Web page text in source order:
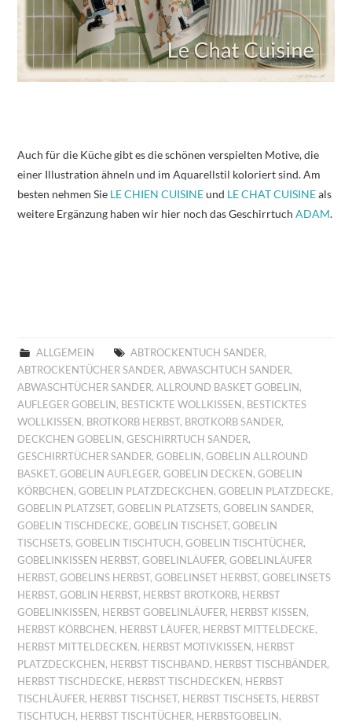
Auch für die Küche gibt es die schönen verspielten Motive, die
einer Illustration ähneln und im Aquarellstil koloriert sind. Am
besten nehmen Sie LE CHIEN CUISINEund LE CHAT CUISINEals
weitere Ergänzung haben wir hier noch das GeschirrtuchADAM.
ALLGEMEIN ABTROCKENTUCH SANDER,
ABTROCKENTÜCHER SANDER,ABWASCHTUCH SANDER,
ABWASCHTÜCHER SANDER,ALLROUND BASKET GOBELIN ,
AUFLEGER GOBELIN , BESTICKTE WOLLKISSEN , BESTICKTES
WOLLKISSEN , BROTKORB HERBST, BROTKORB SANDER,
DECKCHEN GOBELIN ,GESCHIRRTUCH SANDER,
GESCHIRRTÜCHER SANDER,GOBELIN ,GOBELIN ALLROUND
BASKET,GOBELIN AUFLEGER,GOBELIN DECKEN ,GOBELIN
KÖRBCHEN ,GOBELIN PLATZDECKCHEN ,GOBELIN PLATZDECKE,
GOBELIN PLATZSET,GOBELIN PLATZSETS,GOBELIN SANDER,
GOBELIN TISCHDECKE,GOBELIN TISCHSET,GOBELIN
TISCHSETS,GOBELIN TISCHTUCH ,GOBELIN TISCHTÜCHER,
GOBELINKISSEN HERBST,GOBELINLÄUFER,GOBELINLÄUFER
HERBST,GOBELINS HERBST,GOBELINSET HERBST,GOBELINSETS
HERBST,GOBLIN HERBST, HERBST BROTKORB, HERBST
GOBELINKISSEN , HERBST GOBELINLÄUFER, HERBST KISSEN ,
HERBST KÖRBCHEN , HERBST LÄUFER, HERBST MITTELDECKE,
HERBST MITTELDECKEN , HERBST MOTIVKISSEN , HERBST
PLATZDECKCHEN , HERBST TISCHBAND, HERBST TISCHBÄNDER,
HERBST TISCHDECKE, HERBST TISCHDECKEN , HERBST
TISCHLÄUFER, HERBST TISCHSET, HERBST TISCHSETS, HERBST
TISCHTUCH , HERBST TISCHTÜCHER, HERBSTGOBELIN ,